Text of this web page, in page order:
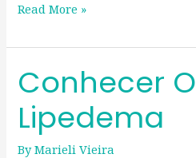
Read More »
Conhecer O
Lipedema
ByMarieli Vieira
Conhecer
o
Lipedema